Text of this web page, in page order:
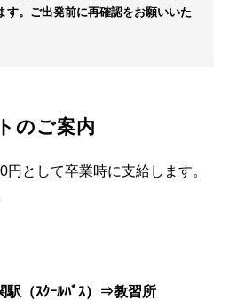
す。ご出発前に再確認をお願いいた
のご案内
として卒業時に支給します。
（ｽｸｰﾙﾊﾞｽ）⇒教習所